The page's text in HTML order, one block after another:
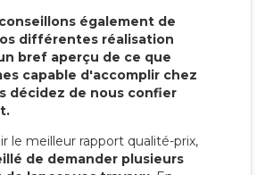
également de
différentes réalisation
bref aperçu de ce que
capable d'accomplir chez
décidez de nous confier
le meilleur rapport qualité-prix,
de demander plusieurs